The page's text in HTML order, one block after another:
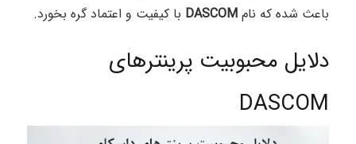
باعث شده که نام DASCOM با کیفیت و اعتماد گره بخورد.
دلایل محبوبیت پرینترهای
DASCOM